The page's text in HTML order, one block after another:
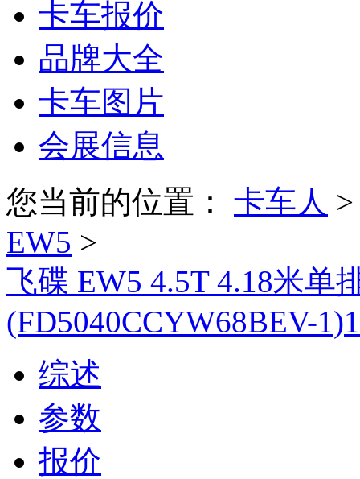
卡车报价
品牌大全
卡车图片
会展信息
您当前的位置： 卡车人
EW5 >
飞碟 EW5 4.5T 4.18米单
(FD5040CCYW68BEV-
综述
参数
报价